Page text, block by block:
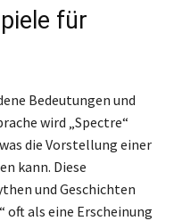
für
Bedeutungen und
wird „Spectre“
die Vorstellung einer
kann. Diese
und Geschichten
oft als eine Erscheinung